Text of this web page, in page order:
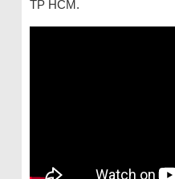
TP HCM.